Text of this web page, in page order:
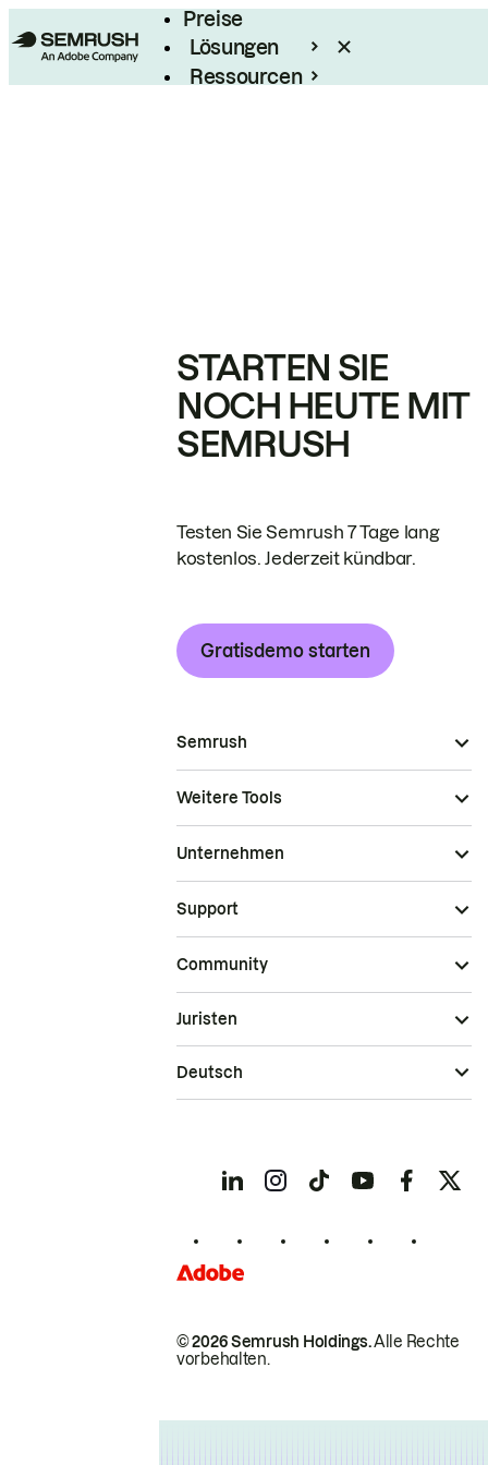
Preise
Lösungen
Ressourcen
STARTEN SIE
NOCH HEUTE MIT
SEMRUSH
Testen Sie Semrush 7 Tage lang
kostenlos. Jederzeit kündbar.
Gratisdemo starten
Semrush
Weitere Tools
Unternehmen
Support
Community
© 2026 Semrush Holdings.Alle Rechte
vorbehalten.
Juristen
Deutsch